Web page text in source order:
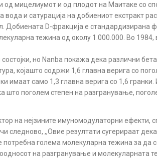
мицелиумот и од плодот на Маитаке со
и сатурација на добиениот екстракт
Добиената D-фракција е стандардизирана
тежина од околу 1.000.000. Во 1984,
но Nanba покажа дека различни
којашто содржи 1,6 главна верига со
имаат само 1,3 главна верига со 1,6
што поголем степен на разгранување,
на нејзините имуномодулаторни ефекти,
следново, ,,Овие резултати сугерираат
голема молекуларна тежина зa да
на разгранување и